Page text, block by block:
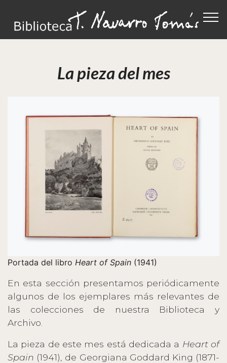
La pieza del mes
Portada del libro Heart of Spain (1941)
En esta sección presentamos periódicamente
algunos de los ejemplares más relevantes de
las colecciones de nuestra Biblioteca y
Archivo.
La pieza de este mes está dedicada a Heart of
Spain (1941), de Georgiana Goddard King (1871-